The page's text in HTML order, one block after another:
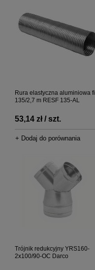
Rura elastyczna aluminiowa fi
135/2,7 m RESF 135-AL
53,14 zł / szt.
+ Dodaj do porównania
Trójnik redukcyjny YRS160-
2x100/90-OC Darco